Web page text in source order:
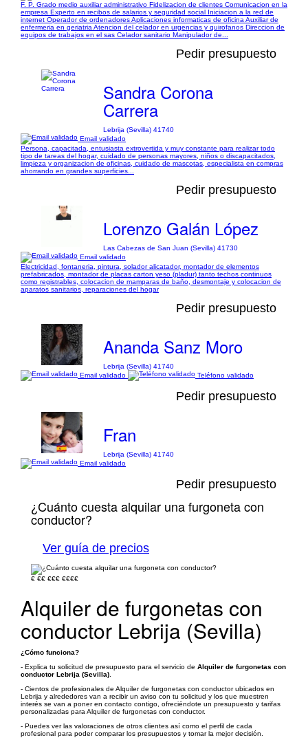
F. P. Grado medio auxiliar administrativo Fidelizacion de clientes Comunicacion en la
empresa Experto en recibos de salarios y seguridad social Iniciacion a la red de
internet Operador de ordenadores Aplicaciones informaticas de oficina Auxiliar de
enfermeria en geriatria Atencion del celador en urgencias y quirofanos Direccion de
equipos de trabajos en el sas Celador sanitario Manipulador de...
Pedir presupuesto
Sandra Corona
Carrera
Lebrija (Sevilla) 41740
Email validado
Persona, capacitada, entusiasta extrovertida y muy constante para realizar todo
tipo de tareas del hogar, cuidado de personas mayores, niños o discapacitados,
limpieza y organizacion de oficinas, cuidado de mascotas, especialista en compras
ahorrando en grandes superficies...
Pedir presupuesto
Lorenzo Galán López
Las Cabezas de San Juan (Sevilla) 41730
Email validado
Electricidad, fontaneria, pintura, solador alicatador, montador de elementos
prefabricados, montador de placas carton yeso (pladur) tanto techos continuos
como registrables, colocacion de mamparas de baño, desmontaje y colocacion de
aparatos sanitarios, reparaciones del hogar
Pedir presupuesto
Ananda Sanz Moro
Lebrija (Sevilla) 41740
Email validado
Teléfono validado
Pedir presupuesto
Fran
Lebrija (Sevilla) 41740
Email validado
Pedir presupuesto
¿Cuánto cuesta alquilar una furgoneta con
conductor?
Ver guía de precios
€ €€ €€€ €€€€
Alquiler de furgonetas con
conductor Lebrija (Sevilla)
¿Cómo funciona?
- Explica tu solicitud de presupuesto para el servicio de Alquiler de furgonetas con
conductor Lebrija (Sevilla)
- Cientos de profesionales de Alquiler de furgonetas con conductor ubicados en
Lebrija y alrededores van a recibir un aviso con tu solicitud y los que muestren
interés se van a poner en contacto contigo, ofreciéndote un presupuesto y tarifas
personalizadas para Alquiler de furgonetas con conductor.
- Puedes ver las valoraciones de otros clientes así como el perfil de cada
profesional para poder comparar los presupuestos y tomar la mejor decisión.